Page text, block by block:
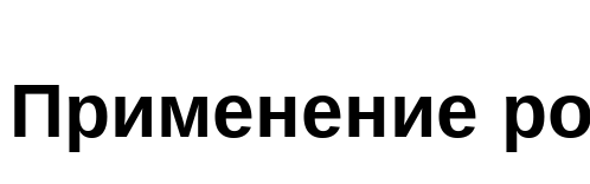
Применение